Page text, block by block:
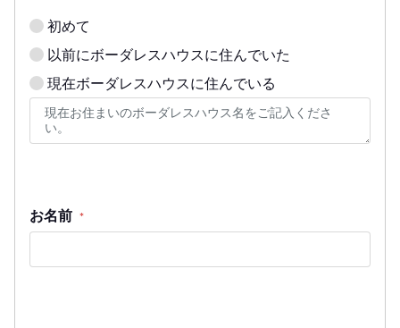
初めて
以前にボーダレスハウスに住んでいた
現在ボーダレスハウスに住んでいる
お名前 *